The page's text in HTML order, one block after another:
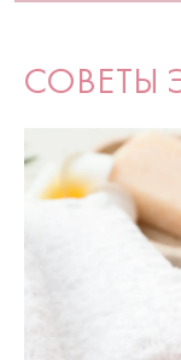
СОВЕТЫ